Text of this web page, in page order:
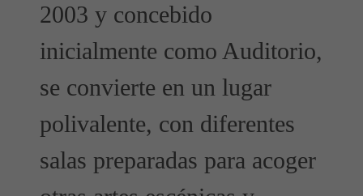
2003 y concebido
inicialmente como Auditorio,
se convierte en un lugar
polivalente, con diferentes
salas preparadas para acoger